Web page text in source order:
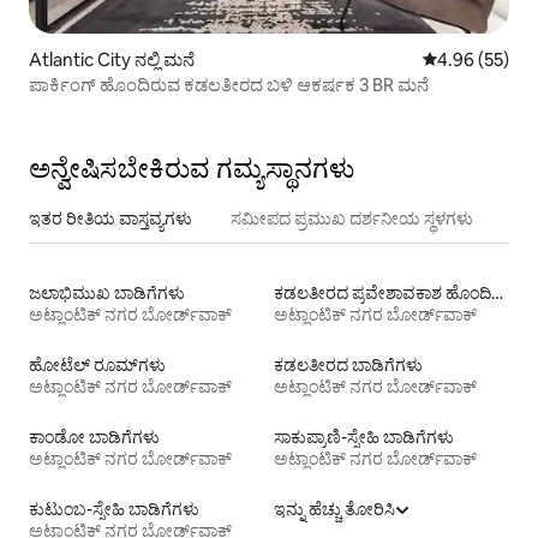
Atlantic City ನಲ್ಲಿ ಮನೆ 5 ರಲ್ಲಿ 4.96
4.96 (55)
ಪಾರ್ಕಿಂಗ್ ಹೊಂದಿರುವ ಕಡಲತೀರದ ಬಳಿ ಆಕರ್ಷಕ 3 BR ಮನೆ
ಅನ್ವೇಷಿಸಬೇಕಿರುವ ಗಮ್ಯಸ್ಥಾನಗಳು
ಇತರ ರೀತಿಯ ವಾಸ್ತವ್ಯಗಳು ಸಮೀಪದ ಪ್ರಮುಖ ದರ್ಶನೀಯ ಸ್ಥಳಗಳು
ಜಲಾಭಿಮುಖ ಬಾಡಿಗೆಗಳು
ಅಟ್ಲಾಂಟಿಕ್ ನಗರ ಬೋರ್ಡ್‌ವಾಕ್
ಕಡಲತೀರದ ಪ್ರವೇಶಾವಕಾಶ ಹೊಂದಿರುವ ವಸತಿ ಬಾಡಿಗೆಗಳು
ಅಟ್ಲಾಂಟಿಕ್ ನಗರ ಬೋರ್ಡ್‌ವಾಕ್
ಹೋಟೆಲ್ ರೂಮ್‌ಗಳು
ಅಟ್ಲಾಂಟಿಕ್ ನಗರ ಬೋರ್ಡ್‌ವಾಕ್
ಕಡಲತೀರದ ಬಾಡಿಗೆಗಳು
ಅಟ್ಲಾಂಟಿಕ್ ನಗರ ಬೋರ್ಡ್‌ವಾಕ್
ಕಾಂಡೋ ಬಾಡಿಗೆಗಳು
ಅಟ್ಲಾಂಟಿಕ್ ನಗರ ಬೋರ್ಡ್‌ವಾಕ್
ಸಾಕುಪ್ರಾಣಿ-ಸ್ನೇಹಿ ಬಾಡಿಗೆಗಳು
ಅಟ್ಲಾಂಟಿಕ್ ನಗರ ಬೋರ್ಡ್‌ವಾಕ್
ಕುಟುಂಬ-ಸ್ನೇಹಿ ಬಾಡಿಗೆಗಳು
ಅಟ್ಲಾಂಟಿಕ್ ನಗರ ಬೋರ್ಡ್‌ವಾಕ್
ಇನ್ನು ಹೆಚ್ಚು ತೋರಿಸಿ